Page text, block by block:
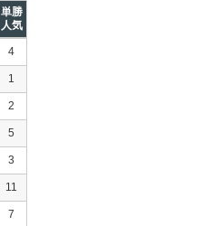
単勝
人気
4
1
2
5
3
11
7